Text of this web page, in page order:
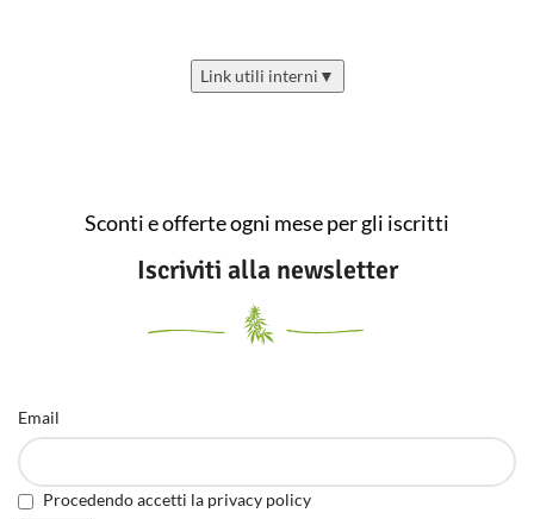
Link utili interni ▼
Sconti e offerte ogni mese per gli iscritti
Iscriviti alla newsletter
Email
Procedendo accetti la privacy policy